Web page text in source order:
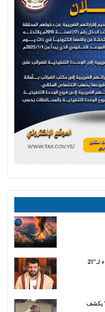
رئيس لجنة معالجة قضايا السجون والسجناء لـ”21
يكشف